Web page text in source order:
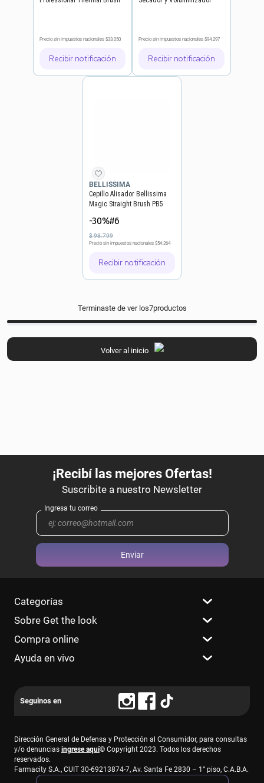
Precio sin impuestos nacionales $33.050
Recibir notificación
Precio sin impuestos nacionales $94.297
Recibir notificación
BELLISSIMA
Cepillo Alisador Bellissima
Magic Straight Brush PB5
-30%#6
$93.799
Precio sin impuestos nacionales $54.264
Recibir notificación
Terminaste de ver los7productos
Volver al inicio
Enviar
Categorías
Sobre Get the look
Compra online
Ayuda en vivo
Dirección General de Defensa y Protección al Consumidor, para consultas
y/o denuncias ingrese aquí© Copyright 2023. Todos los derechos
reservados.
Farmacity S.A., CUIT 30-69213874-7, Av. Santa Fe 2830 – 1° piso, C.A.B.A.